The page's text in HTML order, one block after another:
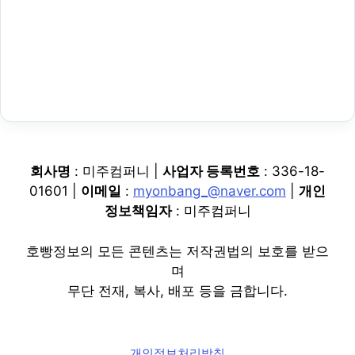
회사명 : 미주컴퍼니 | 사업자 등록번호 : 336-18-
01601 | 이메일 : myonbang_@naver.com
개인
정보책임자: 미주컴퍼니
호빵정보의 모든 콘텐츠는 저작권법의 보호를 받으
며
무단 전재, 복사, 배포 등을 금합니다.